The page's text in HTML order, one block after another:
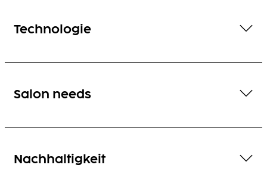
Technologie
Salon needs
Nachhaltigkeit